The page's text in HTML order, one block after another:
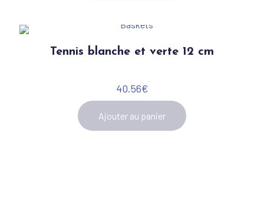
Tennis blanche et verte 12 cm
40.56€
Ajouter au panier